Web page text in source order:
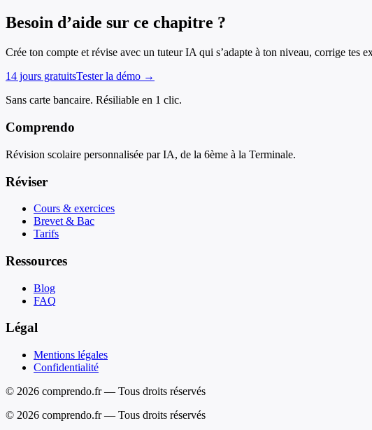
Besoin d’aide sur ce chapitre ?
Crée ton compte et révise avec un tuteur IA qui s’adapte à ton niveau, corrige tes
14 jours gratuitsTester la démo →
Sans carte bancaire. Résiliable en 1 clic.
Comprendo
Révision scolaire personnalisée par IA, de la 6ème à la Terminale.
Réviser
Cours & exercices
Brevet & Bac
Tarifs
Ressources
Blog
FAQ
Légal
Mentions légales
Confidentialité
© 2026 comprendo.fr — Tous droits réservés
© 2026 comprendo.fr — Tous droits réservés